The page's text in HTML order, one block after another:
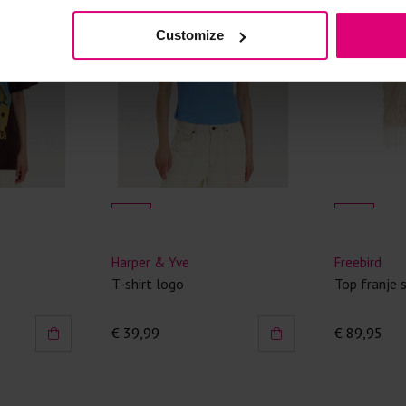
Customize
van het
niet
Twijfels?
Neo noir
T-shirt met kanten boord
€ 59,95
Enjoy
Top
€ 39,99